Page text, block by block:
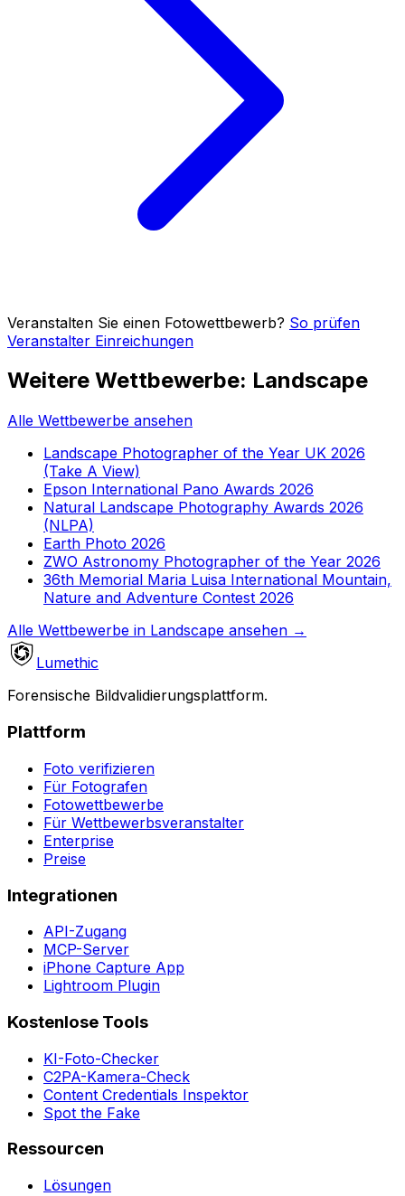
Veranstalten Sie einen Fotowettbewerb? So prüfen
Veranstalter Einreichungen
Weitere Wettbewerbe: Landscape
Alle Wettbewerbe ansehen
Landscape Photographer of the Year UK 2026
(Take A View)
Epson International Pano Awards 2026
Natural Landscape Photography Awards 2026
(NLPA)
Earth Photo 2026
ZWO Astronomy Photographer of the Year 2026
36th Memorial Maria Luisa International Mountain,
Nature and Adventure Contest 2026
Alle Wettbewerbe in Landscape ansehen →
Lumethic
Forensische Bildvalidierungsplattform.
Plattform
Foto verifizieren
Für Fotografen
Fotowettbewerbe
Für Wettbewerbsveranstalter
Enterprise
Preise
Integrationen
API-Zugang
MCP-Server
iPhone Capture App
Lightroom Plugin
Kostenlose Tools
KI-Foto-Checker
C2PA-Kamera-Check
Content Credentials Inspektor
Spot the Fake
Ressourcen
Lösungen